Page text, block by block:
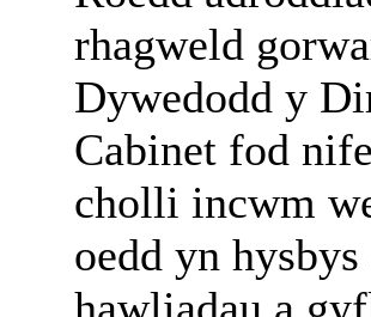
rhagweld
Dywedodd y
Cabinet fod
cholli incwm
oedd yn